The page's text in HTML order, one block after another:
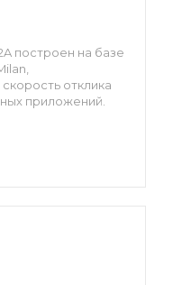
построен на базе
отклика
приложений.